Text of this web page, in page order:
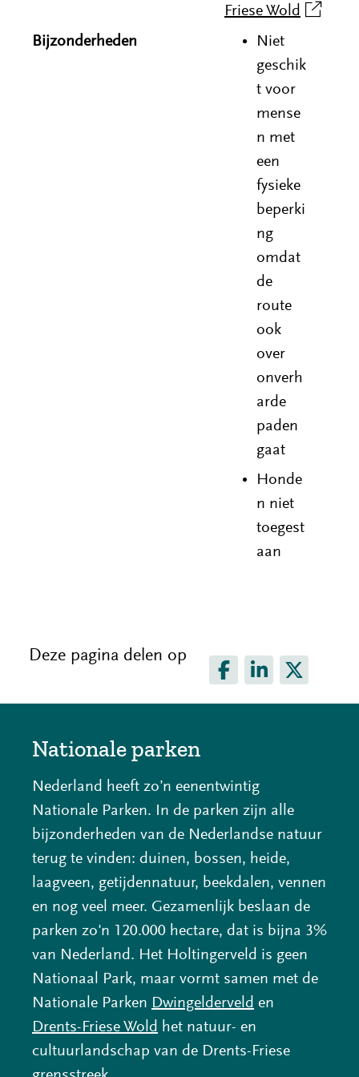
Friese Wold (opent
nieuw
website)
Bijzonderheden
Niet
geschik
t voor
mense
n met
een
fysieke
beperki
ng
omdat
de
route
ook
over
onverh
arde
paden
gaat
Honde
n niet
toegest
aan
Deze pagina delen op
n
o
p
F
a
c
e
b
o
o
k
(opent
n
o
p
L
i
n
k
e
d
I
n
(opent
o
p
X
(opent
in
nieuw
venster)
(verwijst
andere
Nationale parken
Nederland heeft zo’n eenentwintig
Nationale Parken. In de parken zijn alle
bijzonderheden van de Nederlandse natuur
terug te vinden: duinen, bossen, heide,
laagveen, getijdennatuur, beekdalen, vennen
en nog veel meer. Gezamenlijk beslaan de
parken zo'n 120.000 hectare, dat is bijna 3%
van Nederland. Het Holtingerveld is geen
Nationaal Park, maar vormt samen met de
Nationale Parken Dwingelderveld (opent
in
nieuw
en
Drents-Friese Wold (opent
in
het natuur- en
cultuurlandschap van de Drents-Friese